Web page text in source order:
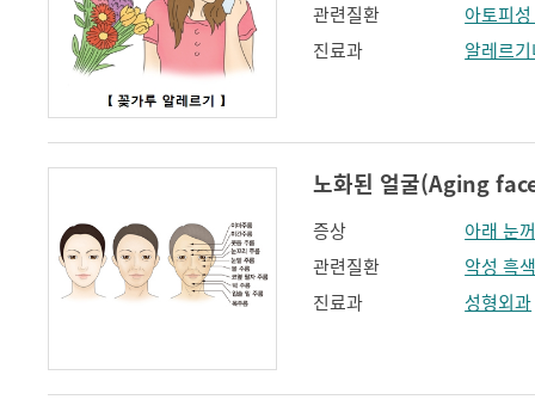
관련질환
아토피
진료과
알레르
노화된 얼굴(Aging
증상
아래 눈
관련질환
악성 흑
진료과
성형외과